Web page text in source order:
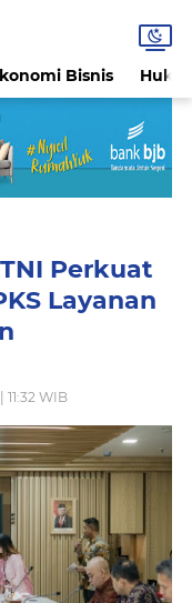
Bisnis
Perkuat
Layanan
WIB